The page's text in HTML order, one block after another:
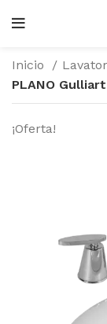
Inicio
PLANO Gulliart
¡Oferta!